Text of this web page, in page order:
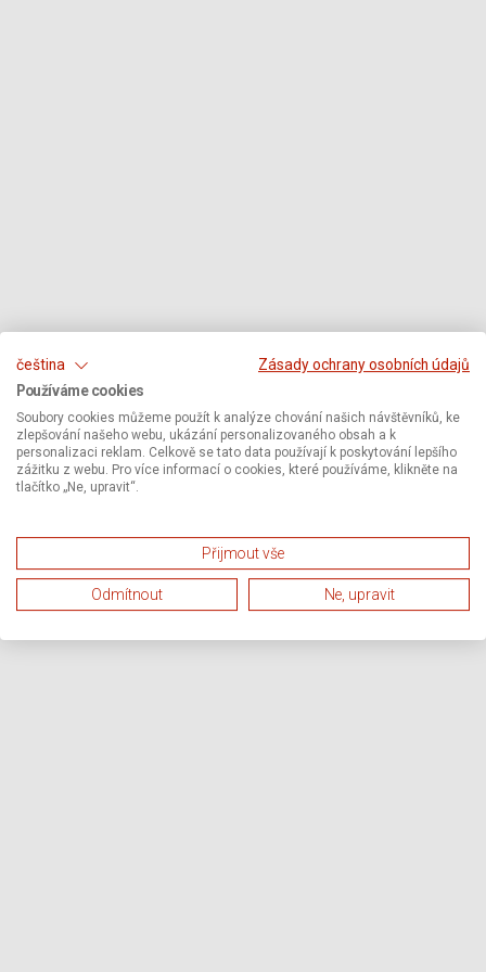
čeština
Zásady ochrany osobních údajů
Používáme cookies
Soubory cookies můžeme použít k analýze chování našich návštěvníků, ke
zlepšování našeho webu, ukázání personalizovaného obsah a k
personalizaci reklam. Celkově se tato data používají k poskytování lepšího
zážitku z webu. Pro více informací o cookies, které používáme, klikněte na
tlačítko „Ne, upravit“.
Přijmout vše
Odmítnout Ne, upravit